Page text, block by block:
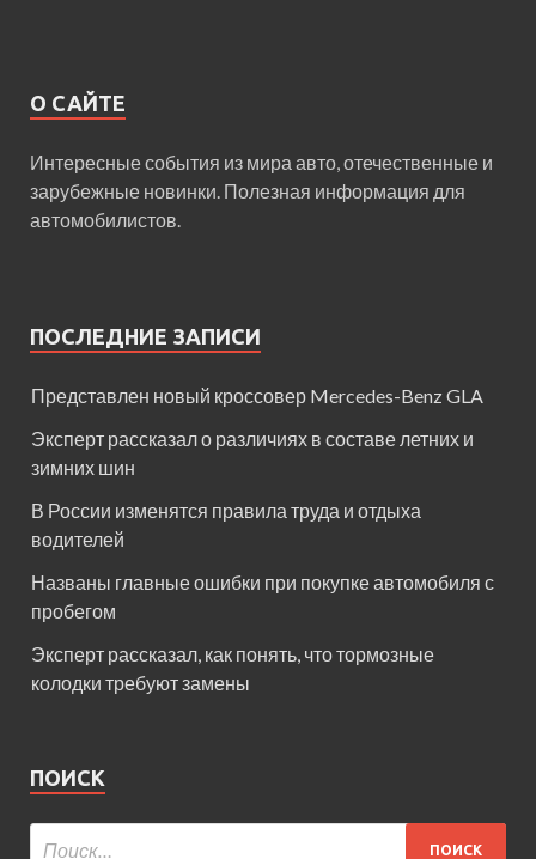
О САЙТЕ
Интересные события из мира авто, отечественные и
зарубежные новинки. Полезная информация для
автомобилистов.
ПОСЛЕДНИЕ ЗАПИСИ
Представлен новый кроссовер Mercedes-Benz GLA
Эксперт рассказал о различиях в составе летних и
зимних шин
В России изменятся правила труда и отдыха
водителей
Названы главные ошибки при покупке автомобиля с
пробегом
Эксперт рассказал, как понять, что тормозные
колодки требуют замены
ПОИСК